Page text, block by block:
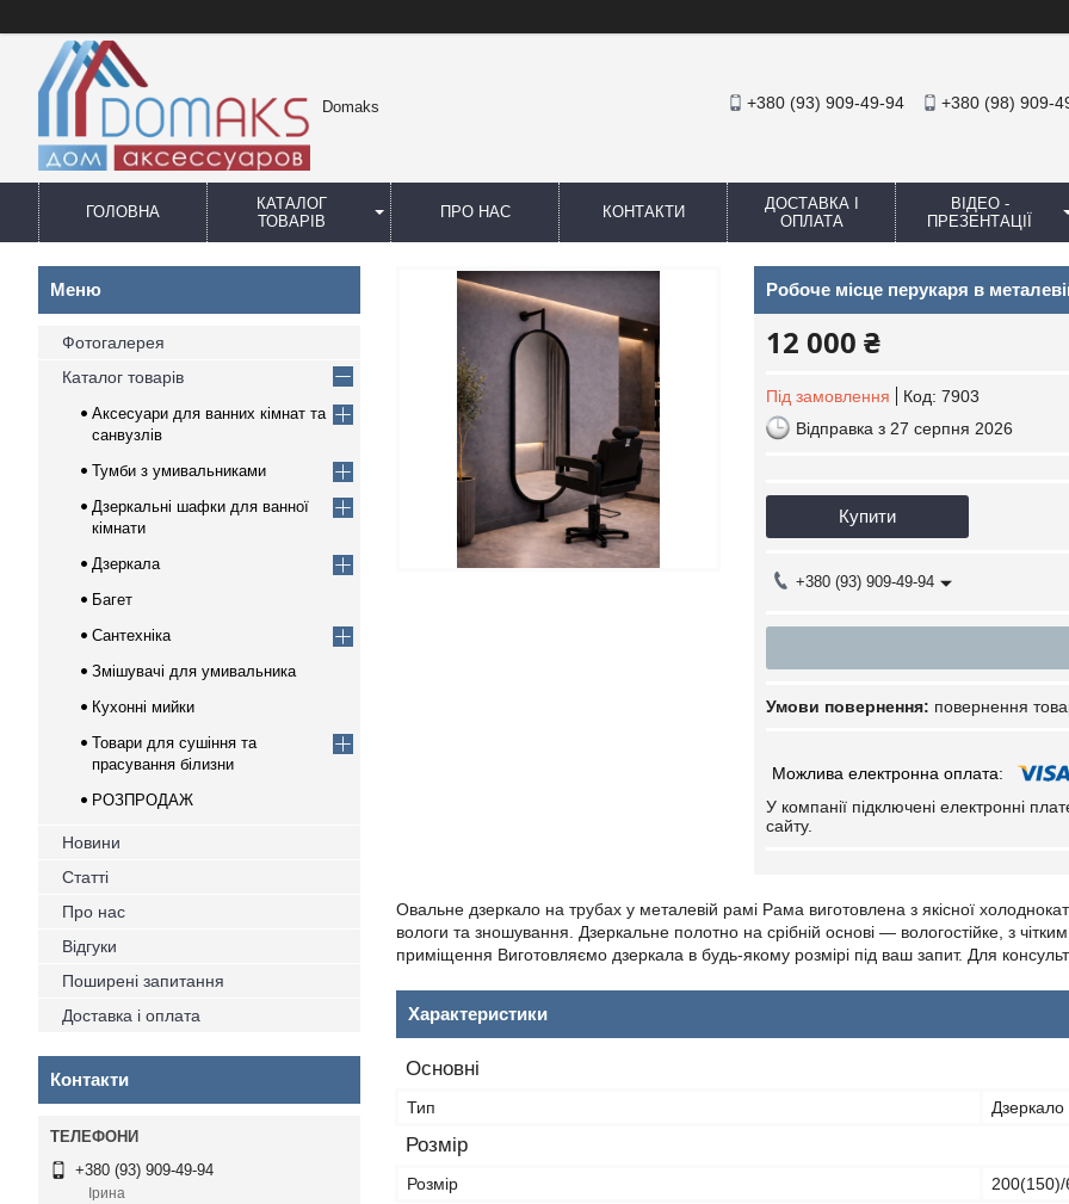
Domaks +380 (93) 909-49-94 +380 (98) 909-
ГОЛОВНА
КАТАЛОГ
ТОВАРІВ
ПРО НАС КОНТАКТИ
ДОСТАВКА І
ОПЛАТА
ВІДЕО -
ПРЕЗЕНТАЦІЇ
Робоче місце перукаря в
12 000 ₴
Під замовлення Код: 7903
Відправка з 27 серпня 2026
Купити
+380 (93) 909-49-94
повернення
У компанії підключені електронні
сайту.
Овальне дзеркало на трубах у металевій рамі Рама виготовлена з якісної
вологи та зношування. Дзеркальне полотно на срібній основі — вологостійке, з
приміщення Виготовляємо дзеркала в будь-якому розмірі під ваш запит. Для
Характеристики
Основні
Тип Дзеркало
Розмір
Розмір 200(150)/
Фотогалерея
Каталог товарів
Аксесуари для ванних кімнат та
санвузлів
Тумби з умивальниками
Дзеркальні шафки для ванної
кімнати
Дзеркала
Багет
Сантехніка
Змішувачі для умивальника
Кухонні мийки
Товари для сушіння та
прасування білизни
РОЗПРОДАЖ
Новини
Статті
Про нас
Відгуки
Поширені запитання
Доставка і оплата
Контакти
+380 (93) 909-49-94
Ірина